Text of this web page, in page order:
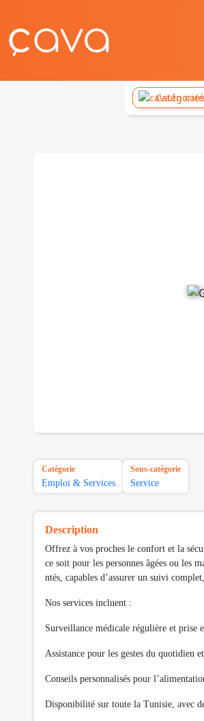
Catégories
Catégorie
Emploi & Services
Sous-catégorie
Service
Description
Offrez à vos proches le confort et la
ce soit pour les personnes âgées ou les
ntés, capables d’assurer un suivi
Nos services incluent :
Surveillance médicale régulière et prise
Assistance pour les gestes du quotidien
Conseils personnalisés pour
Disponibilité sur toute la Tunisie, avec